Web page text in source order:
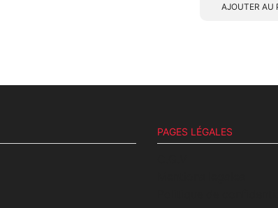
AJOUTER AU
PAGES LÉGALES